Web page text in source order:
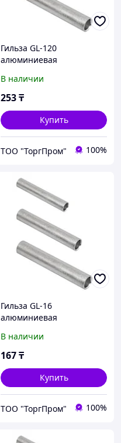
Гильза GL-120
алюминиевая
В наличии
253₸
Купить
ТОО "ТоргПром" 100%
Гильза GL-16
алюминиевая
В наличии
167₸
Купить
ТОО "ТоргПром" 100%